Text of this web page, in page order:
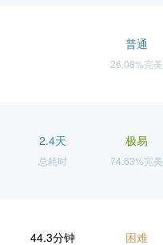
普通
26.08%完美
2.4天
总耗时
极易
74.63%完美
44.3分钟 困难